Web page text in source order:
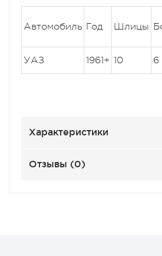
Автомобиль Год Шлицы
УАЗ 1961+ 10 6
Характеристики
Отзывы (0)